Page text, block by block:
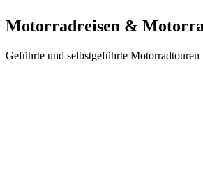
Motorradreisen &
Geführte und selbstgeführte